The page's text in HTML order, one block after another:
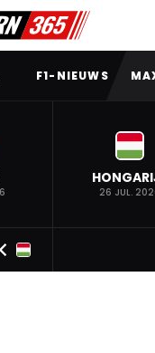
MENU
F1-NIEUWS
26 JUL.